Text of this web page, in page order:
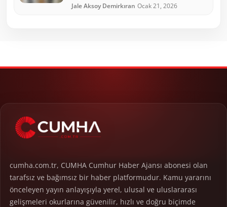
Jale Aksoy Demirkıran Ocak 21, 2026
cumha.com.tr, CUMHA Cumhur Haber Ajansı abonesi olan
tarafsız ve bağımsız bir haber platformudur. Kamu yararını
önceleyen yayın anlayışıyla yerel, ulusal ve uluslararası
gelişmeleri okurlarına güvenilir, hızlı ve doğru biçimde